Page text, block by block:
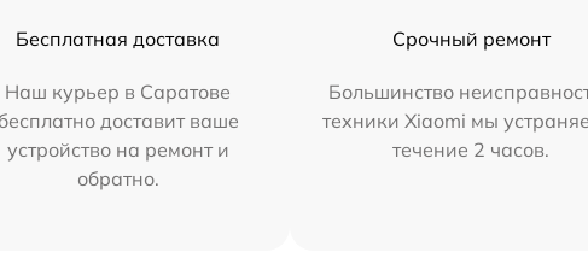
Бесплатная доставка
Наш курьер в Саратове
бесплатно доставит ваше
устройство на ремонт и
обратно.
Срочный ремонт
Большинство
техники Xiaomi мы
течение 2 часов.